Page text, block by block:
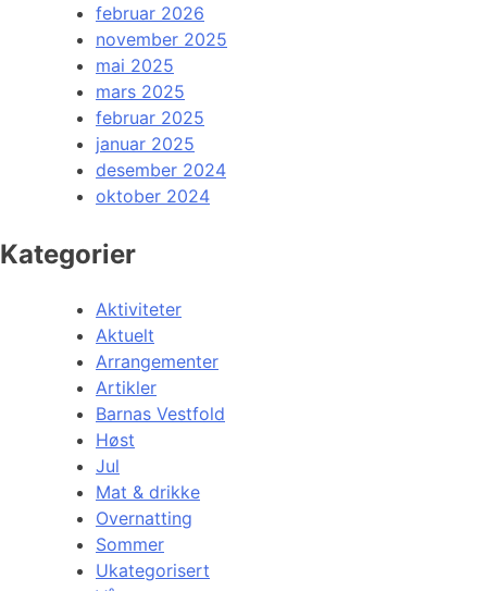
februar 2026
november 2025
mai 2025
mars 2025
februar 2025
januar 2025
desember 2024
oktober 2024
Kategorier
Aktiviteter
Aktuelt
Arrangementer
Artikler
Barnas Vestfold
Høst
Jul
Mat & drikke
Overnatting
Sommer
Ukategorisert